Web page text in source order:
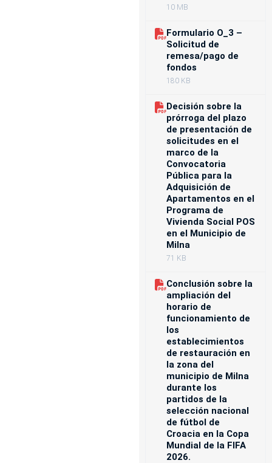
10 MB
Formulario O_3 –
Solicitud de
remesa/pago de
fondos
180 KB
Decisión sobre la
prórroga del plazo
de presentación de
solicitudes en el
marco de la
Convocatoria
Pública para la
Adquisición de
Apartamentos en el
Programa de
Vivienda Social POS
en el Municipio de
Milna
71 KB
Conclusión sobre la
ampliación del
horario de
funcionamiento de
los
establecimientos
de restauración en
la zona del
municipio de Milna
durante los
partidos de la
selección nacional
de fútbol de
Croacia en la Copa
Mundial de la FIFA
2026.